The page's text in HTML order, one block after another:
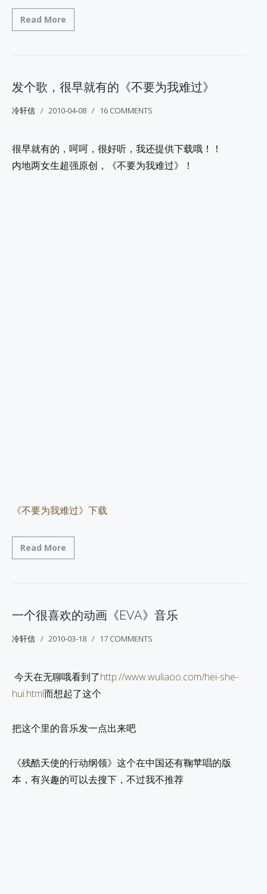
Read More
发个歌，很早就有的《不要为我难过》
冷轩信 2010-04-08 16 COMMENTS
很早就有的，呵呵，很好听，我还提供下载哦！！
内地两女生超强原创，《不要为我难过》！
《不要为我难过》下载
Read More
一个很喜欢的动画《EVA》音乐
冷轩信 2010-03-18 17 COMMENTS
今天在无聊哦看到了http://www.wuliaoo.com/hei-she-
hui.html而想起了这个
把这个里的音乐发一点出来吧
《残酷天使的行动纲领》这个在中国还有鞠苹唱的版
本，有兴趣的可以去搜下，不过我不推荐